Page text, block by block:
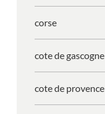
corse
cote de gascogne
cote de provence